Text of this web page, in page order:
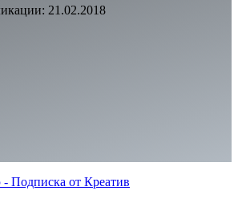
21.02.2018